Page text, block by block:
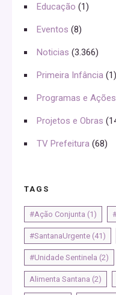
Educação (1)
Eventos (8)
Noticias (3.366)
Primeira Infância (1)
Programas e Ações
Projetos e Obras
TV Prefeitura (68)
TAGS
#Ação Conjunta (1)
#SantanaUrgente (41)
#Unidade Sentinela (2)
Alimenta Santana (2)